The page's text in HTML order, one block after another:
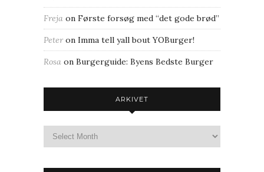
Freja on Første forsøg med “det gode brød”
Peteron Imma tell yall bout YOBurger!
Rosa on Burgerguide: Byens Bedste Burger
ARKIVET